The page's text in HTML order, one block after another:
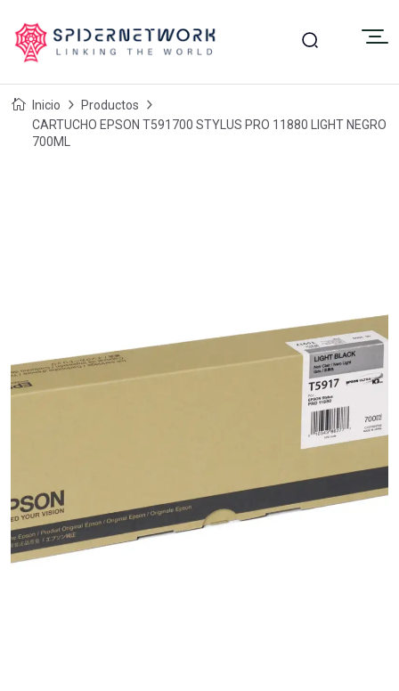
Inicio
Productos
CARTUCHO EPSON T591700 STYLUS PRO 11880 LIGHT NEGRO
700ML